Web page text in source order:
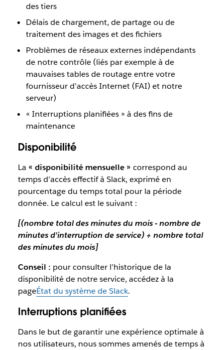
des tiers
Délais de chargement, de partage ou de
traitement des images et des fichiers
Problèmes de réseaux externes indépendants
de notre contrôle (liés par exemple à de
mauvaises tables de routage entre votre
fournisseur d’accès Internet (FAI) et notre
serveur)
« Interruptions planifiées » à des fins de
maintenance
Disponibilité
La « disponibilité mensuelle » correspond au
temps d’accès effectif à Slack, exprimé en
pourcentage du temps total pour la période
donnée. Le calcul est le suivant :
[(nombre total des minutes du mois - nombre de
minutes d’interruption de service) ÷ nombre total
des minutes du mois]
Conseil : pour consulter l’historique de la
disponibilité de notre service, accédez à la
pageÉtat du système de Slack.
Interruptions planifiées
Dans le but de garantir une expérience optimale à
nos utilisateurs, nous sommes amenés de temps à